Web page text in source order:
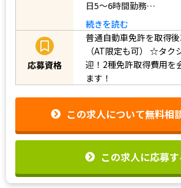
日5〜6時間勤務…
続きを読む
応募資格
普通自動車免許を取得
（AT限定も可）
☆タク
迎！2種免許取得費用を
ます！
この求人について無料相
この求人に応募す